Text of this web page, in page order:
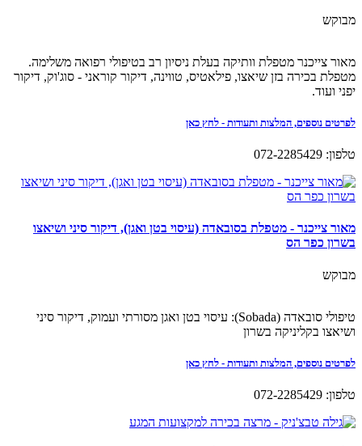
מבוקש
מאור צייכנר מטפלת וותיקה בעלת ניסיון רב בטיפולי רפואה משלימה.
מטפלת בכירה בזן שיאצו, פילאטיס, טווינה, דיקור קוראני - סוג'וק, דיקור
יפני ועוד.
לפרטים נוספים, המלצות ותעודות - לחץ כאן
טלפון: 072-2285429
מאור צייכנר - מטפלת בסובאדה (עיסוי בטן ואגן), דיקור סיני ושיאצו
בשרון כפר הס
מבוקש
טיפולי סובאדה (Sobada): עיסוי בטן ואגן מסורתי ועמוק, דיקור סיני
ושיאצו בקליניקה בשרון
לפרטים נוספים, המלצות ותעודות - לחץ כאן
טלפון: 072-2285429